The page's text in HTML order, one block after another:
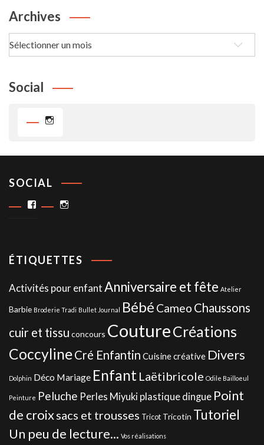
Archives
Social
SOCIAL
Facebook
ÉTIQUETTES
Activités pour enfantAnniversaire et fête Atelier
Barbie Broderie Tradi Bullet Journal Bébé Cameo Chaussons
cuir et tissu concours CoutureCréations
CoccylineCré Enfantin Cuisine créative Divers
Dolphin Déco Mariage Enfant Laëtibricole Odile Bailloeul
Peinture Peluche Perles Miyuki plastique dingue Point
de croixsacs et trousses Tricot Tricotin Tutoriel
Un peu de lecture... Vos réalisations